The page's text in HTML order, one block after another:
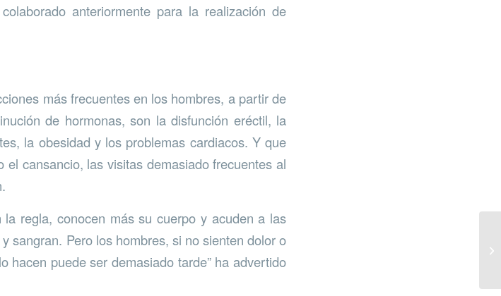
anteriormente para la realización de
más frecuentes en los hombres, a partir de
de hormonas, son la disfunción eréctil, la
la obesidad y los problemas cardiacos. Y que
cansancio, las visitas demasiado frecuentes al
la regla, conocen más su cuerpo y acuden a las
sangran. Pero los hombres, si no sienten dolor o
hacen puede ser demasiado tarde” ha advertido